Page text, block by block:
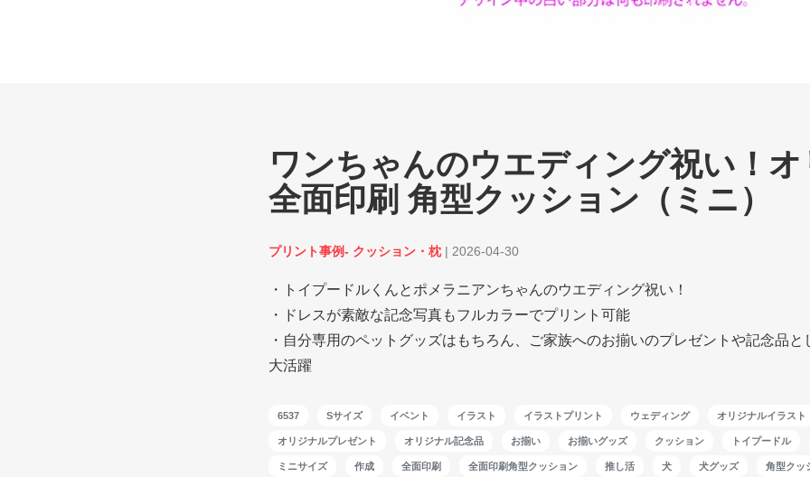
ワンちゃんのウエディング祝い！
全面印刷 角型クッション（ミニ）
プリント事例- クッション・枕 | 2026-04-30
・トイプードルくんとポメラニアンちゃんのウエディング祝い！
・ドレスが素敵な記念写真もフルカラーでプリント可能
・自分専用のペットグッズはもちろん、ご家族へのお揃いのプレゼントや記念品
大活躍
6537 Sサイズ イベント イラスト イラストプリント ウェディング オリジナルイラスト
オリジナルプレゼント オリジナル記念品 お揃い お揃いグッズ クッション トイプードル
ミニサイズ 作成 全面印刷 全面印刷角型クッション 推し活 犬 犬グッズ 角型クッ